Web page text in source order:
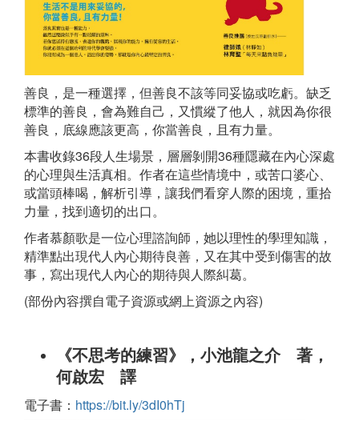
善良，是一種選擇，但善良不該等同妥協或吃虧。缺乏
標準的善良，會為難自己，又慣縱了他人，就因為你很
善良，底線應該更高，你當善良，且有力量。
本書收錄36段人生場景，層層剝開36種隱藏在內心深處
的心理與生活真相。作者在這些情境中，或苦口婆心、
或當頭棒喝，解析引導，讓我們看穿人際的困境，重拾
力量，找到適切的出口。
作者慕顏歌是一位心理諮詢師，她以理性的學理知識，
精準點出現代人內心期待良善，又在其中受到傷害的故
事，寫出現代人內心的期待與人際糾葛。
(部份內容撰自電子資源或網上資源之內容)
《不思考的練習》，小池龍之介 著，
何啟宏 譯
電子書： https://bit.ly/3dI0hTj